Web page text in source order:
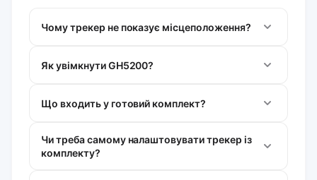
Чому трекер не показує місцеположення?
Як увімкнути GH5200?
Що входить у готовий комплект?
Чи треба самому налаштовувати трекер із
комплекту?